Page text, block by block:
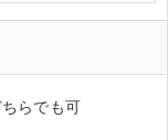
らでも可